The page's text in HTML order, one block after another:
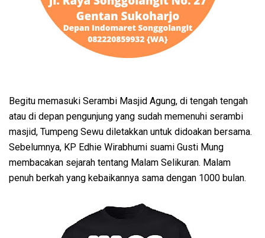
Begitu memasuki Serambi Masjid Agung, di tengah tengah
atau di depan pengunjung yang sudah memenuhi serambi
masjid, Tumpeng Sewu diletakkan untuk didoakan bersama.
Sebelumnya, KP Edhie Wirabhumi suami Gusti Mung
membacakan sejarah tentang Malam Selikuran. Malam
penuh berkah yang kebaikannya sama dengan 1000 bulan.